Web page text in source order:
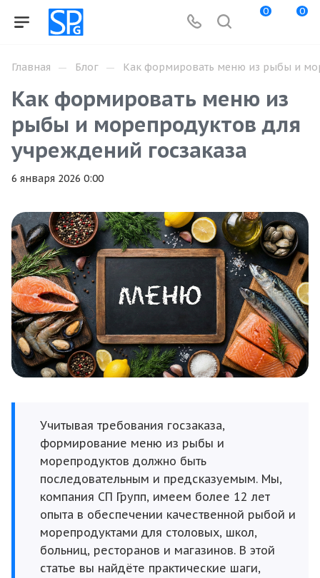
0 0
Главная — Блог — Как формировать меню из рыбы и
Как формировать меню из
рыбы и морепродуктов для
учреждений госзаказа
6 января 2026 0:00
Учитывая требования госзаказа,
формирование меню из рыбы и
морепродуктов должно быть
последовательным и предсказуемым. Мы,
компания СП Групп, имеем более 12 лет
опыта в обеспечении качественной рыбой и
морепродуктами для столовых, школ,
больниц, ресторанов и магазинов. В этой
статье вы найдёте практические шаги,